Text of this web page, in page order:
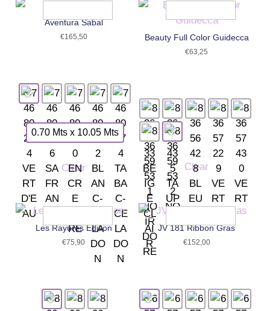
Aventura Sabal
€165,50
0.70 Mts x 10.05 Mts
Clear
Beauty Full Color Guidecca
€63,25
Clear
Les Rayures Edison
€75,90
JV 181 Ribbon Gras
€152,00